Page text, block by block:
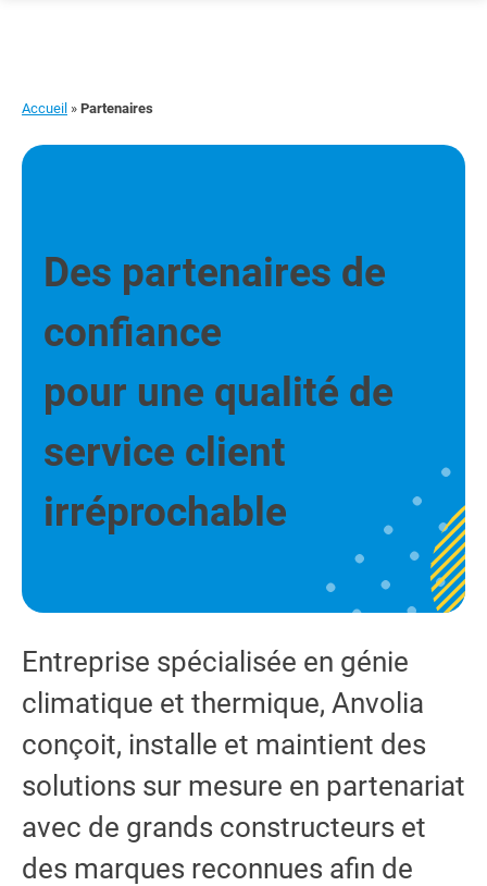
Accueil » Partenaires
Des partenaires de
confiance
pour une qualité de
service client
irréprochable
Entreprise spécialisée en génie
climatique et thermique, Anvolia
conçoit, installe et maintient des
solutions sur mesure en partenariat
avec de grands constructeurs et
des marques reconnues afin de